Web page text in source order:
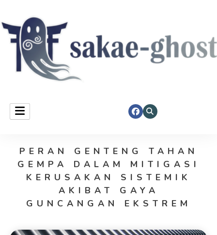
Sakae Ghost
PERAN GENTENG TAHAN
GEMPA DALAM MITIGASI
KERUSAKAN SISTEMIK
AKIBAT GAYA
GUNCANGAN EKSTREM